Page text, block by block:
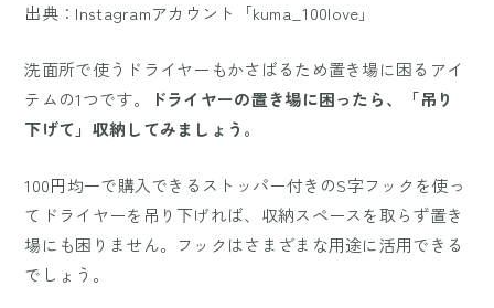
出典：Instagramアカウント「kuma_100love」
洗面所で使うドライヤーもかさばるため置き場に困るアイ
テムの1つです。
ドライヤーの置き場に困ったら、「吊り
下げて」収納してみましょう。
100円均一で購入できるストッパー付きのS字フックを使っ
てドライヤーを吊り下げれば、収納スペースを取らず置き
場にも困りません。フックはさまざまな用途に活用できる
でしょう。